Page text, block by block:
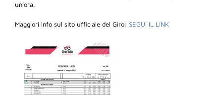
un’ora.
Maggiori Info sul sito ufficiale del Giro: SEGUI IL LINK